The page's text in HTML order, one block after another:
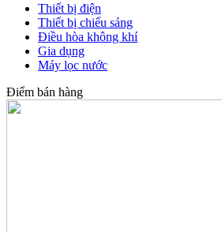
Thiết bị điện
Thiết bị chiếu sáng
Điều hòa không khí
Gia dụng
Máy lọc nước
Điểm bán hàng